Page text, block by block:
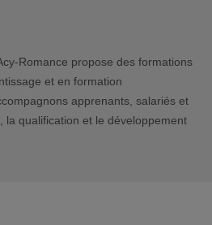
Romance propose des formations
et en formation
apprenants, salariés et
la qualification et le développement